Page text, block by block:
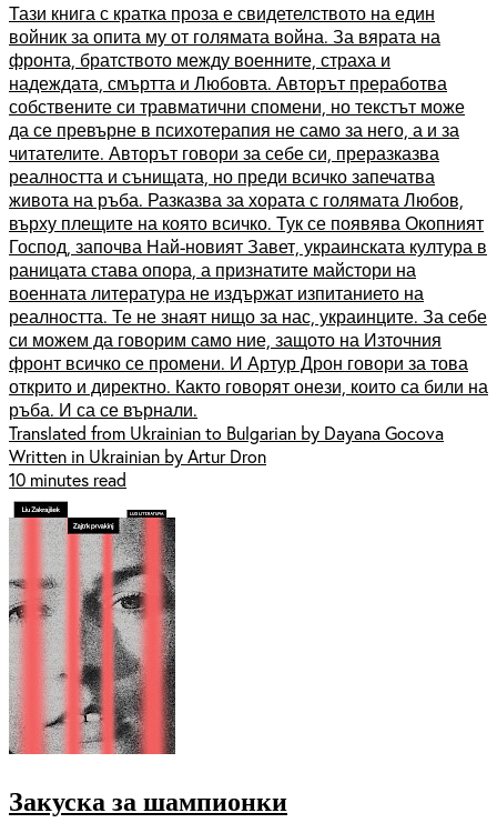
Тази книга с кратка проза е свидетелството на един
войник за опита му от голямата война. За вярата на
фронта, братството между военните, страха и
надеждата, смъртта и Любовта. Авторът преработва
собствените си травматични спомени, но текстът може
да се превърне в психотерапия не само за него, а и за
читателите. Авторът говори за себе си, преразказва
реалността и сънищата, но преди всичко запечатва
живота на ръба. Разказва за хората с голямата Любов,
върху плещите на която всичко. Тук се появява Окопният
Господ, започва Най-новият Завет, украинската култура в
раницата става опора, а признатите майстори на
военната литература не издържат изпитанието на
реалността. Те не знаят нищо за нас, украинците. За себе
си можем да говорим само ние, защото на Източния
фронт всичко се промени. И Артур Дрон говори за това
открито и директно. Както говорят онези, които са били на
ръба. И са се върнали.
Translated from Ukrainian to Bulgarian by Dayana Gocova
Written in Ukrainian by Artur Dron
10 minutes read
Закуска за шампионки